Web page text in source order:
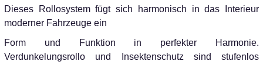
Dieses Rollosystem fügt sich harmonisch in das Interieur
moderner Fahrzeuge ein
Form und Funktion in perfekter Harmonie.
Verdunkelungsrollo und Insektenschutz sind stufenlos